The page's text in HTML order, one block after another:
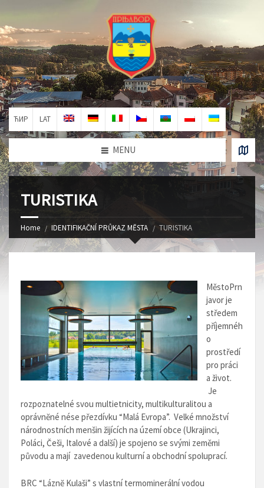
ЋИР LAT
MENU
TURISTIKA
Home IDENTIFIKAČNÍ PRŮKAZ MĔSTA TURISTIKA
MěstoPrn
javor je
středem
příjemnéh
o
prostředí
pro práci
a život.
Je
rozpoznatelné svou multietnicity, multikulturalitou a
oprávnĕné nése přezdívku “Malá Evropa”. Velké množství
národnostních menšin žijících na území obce (Ukrajinci,
Poláci, Češi, Italové a další) je spojeno se svými zeměmi
původu a mají zavedenou kulturní a obchodní spoluprací.
BRC “Láznĕ Kulaši” s vlastní termominerální vodou